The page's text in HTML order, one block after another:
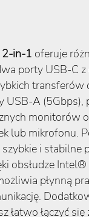
2-in-1 oferuje
porty USB-C z
transferów
USB-A (5Gbps),
monitorów
lub mikrofonu.
i stabilne
obsłudze
płynną
łatwo łączyć się